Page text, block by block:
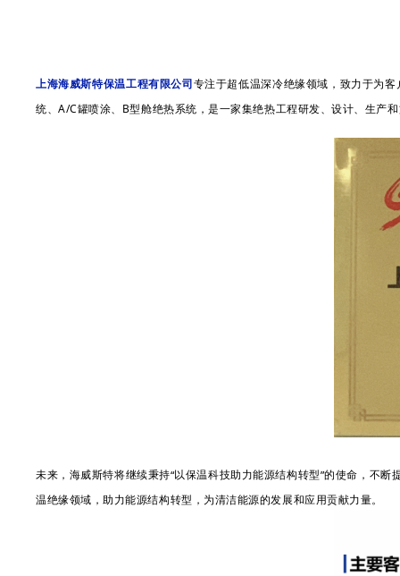
上海海威斯特保温工程有限公司专注于超低温深冷绝缘领域，致力于为
统、A/C罐喷涂、 B型舱绝热系统，是一家集绝热工程研发、设计、生产
未来，海威斯特将继续秉持“以保温科技助力能源结构转型”的使命，不断
温绝缘领域，助力能源结构转型，为清洁能源的发展和应用贡献力量。